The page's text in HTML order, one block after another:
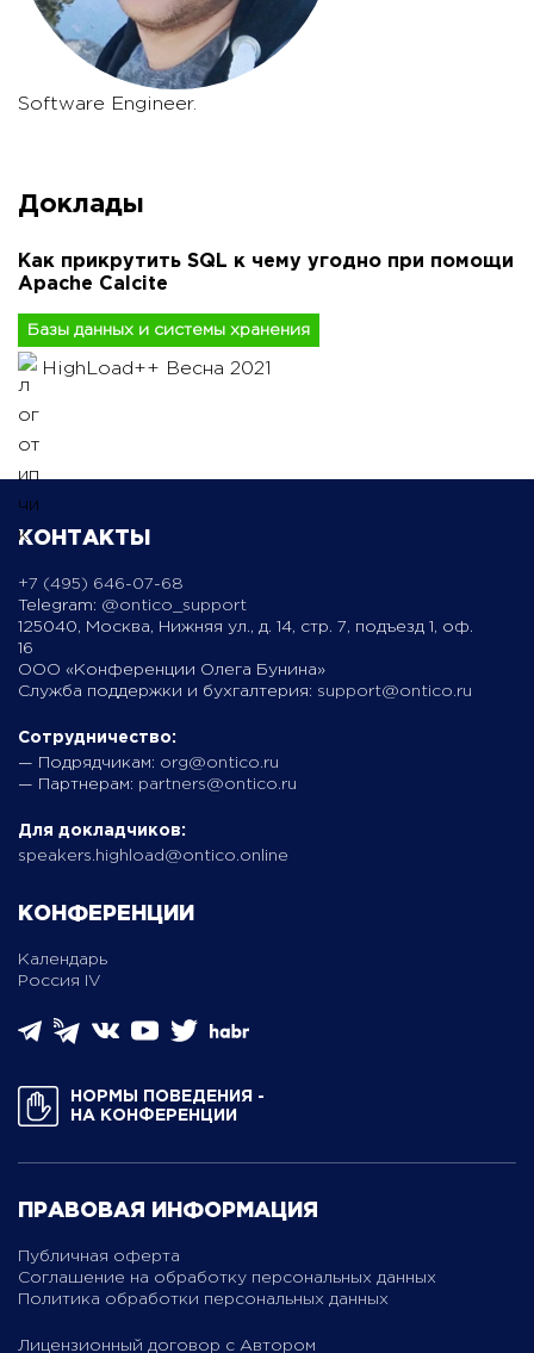
Software Engineer.
Доклады
Как прикрутить SQL к чему угодно при помощи
Apache Calcite
Базы данных и системы хранения
HighLoad++ Весна 2021
КОНТАКТЫ
+7 (495) 646-07-68
Telegram: @ontico_support
125040, Москва, Нижняя ул., д. 14, стр. 7, подъезд 1, оф.
16
ООО «Конференции Олега Бунина»
Служба поддержки и бухгалтерия: support@ontico.ru
Сотрудничество:
— Подрядчикам: org@ontico.ru
— Партнерам: partners@ontico.ru
Для докладчиков:
speakers.highload@ontico.online
КОНФЕРЕНЦИИ
Календарь
Россия IV
НОРМЫ ПОВЕДЕНИЯ ­
НА КОНФЕРЕНЦИИ
ПРАВОВАЯ ИНФОРМАЦИЯ
Публичная оферта
Соглашение на обработку персональных данных
Политика обработки персональных данных
Лицензионный договор с Автором